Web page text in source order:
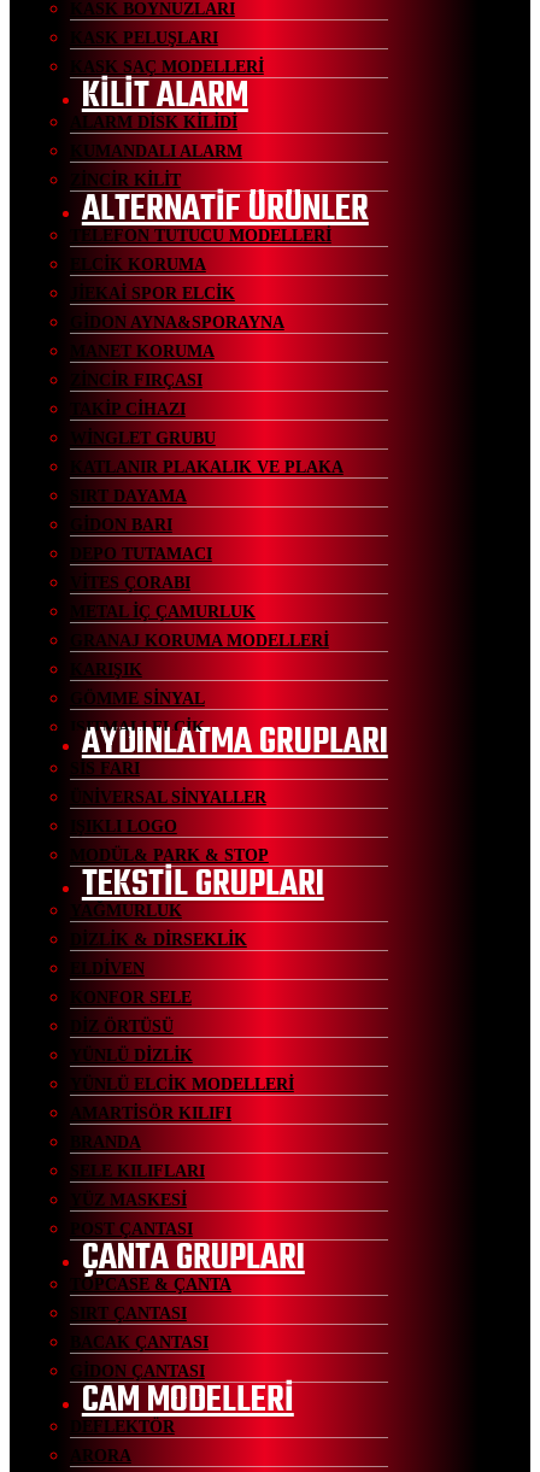
KASK BOYNUZLARI
KASK PELUŞLARI
KASK SAÇ MODELLERİ
KİLİT ALARM
ALARM DİSK KİLİDİ
KUMANDALI ALARM
ZİNCİR KİLİT
ALTERNATİF ÜRÜNLER
TELEFON TUTUCU MODELLERİ
ELCİK KORUMA
JİEKAİ SPOR ELCİK
GİDON AYNA&SPORAYNA
MANET KORUMA
ZİNCİR FIRÇASI
TAKİP CİHAZI
WİNGLET GRUBU
KATLANIR PLAKALIK VE PLAKA
SIRT DAYAMA
GİDON BARI
DEPO TUTAMACI
VİTES ÇORABI
METAL İÇ ÇAMURLUK
GRANAJ KORUMA MODELLERİ
KARIŞIK
GÖMME SİNYAL
ISITMALI ELCİK
AYDINLATMA GRUPLARI
SİS FARI
ÜNİVERSAL SİNYALLER
IŞIKLI LOGO
MODÜL& PARK & STOP
TEKSTİL GRUPLARI
YAĞMURLUK
DİZLİK & DİRSEKLİK
ELDİVEN
KONFOR SELE
DİZ ÖRTÜSÜ
YÜNLÜ DİZLİK
YÜNLÜ ELCİK MODELLERİ
AMARTİSÖR KILIFI
BRANDA
SELE KILIFLARI
YÜZ MASKESİ
POST ÇANTASI
ÇANTA GRUPLARI
TOPCASE & ÇANTA
SIRT ÇANTASI
BACAK ÇANTASI
GİDON ÇANTASI
CAM MODELLERİ
DEFLEKTÖR
ARORA